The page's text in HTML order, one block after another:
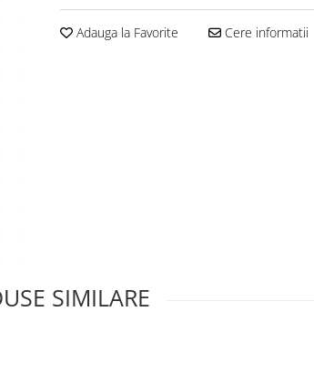
Adauga la Favorite Cere informatii
SIMILARE